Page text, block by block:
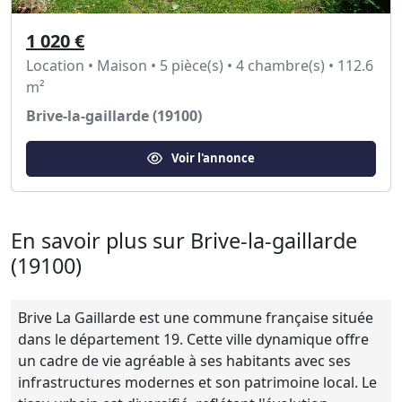
1 020 €
Location • Maison • 5 pièce(s) • 4 chambre(s) • 112.6
m²
Brive-la-gaillarde (19100)
Voir l'annonce
En savoir plus sur Brive-la-gaillarde
(19100)
Brive La Gaillarde est une commune française située
dans le département 19. Cette ville dynamique offre
un cadre de vie agréable à ses habitants avec ses
infrastructures modernes et son patrimoine local. Le